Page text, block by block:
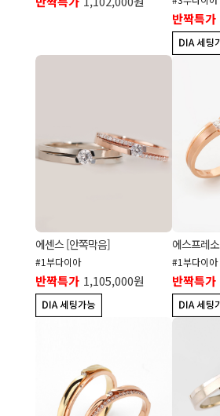
반짝특가
에센스 [안쪽막음]
#1부다이아
반짝특가 1,105,000원
에스프레소
#1부다이아
반짝특가